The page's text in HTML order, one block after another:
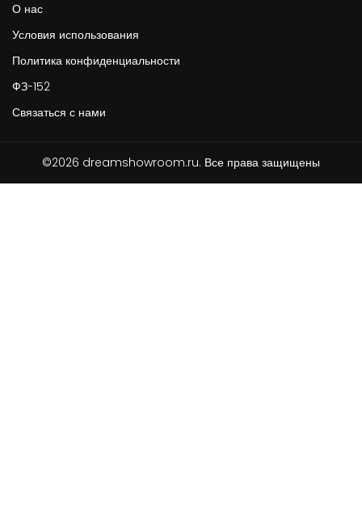
О нас
Условия использования
Политика конфиденциальности
ФЗ-152
Связаться с нами
©2026 dreamshowroom.ru. Все права защищены